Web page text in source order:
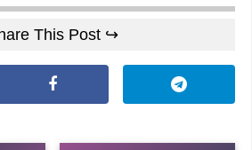
This Post ↪